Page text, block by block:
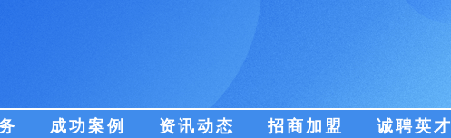
成功案例 资讯动态 招商加盟 诚聘英才